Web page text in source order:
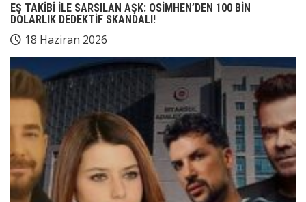
EŞ TAKİBİ İLE SARSILAN AŞK: OSİMHEN’DEN 100 BİN
DOLARLIK DEDEKTİF SKANDALI!
18 Haziran 2026